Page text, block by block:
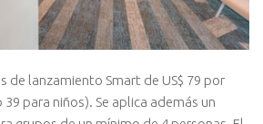
de lanzamiento Smart de US$ 79 por
para niños). Se aplica además un